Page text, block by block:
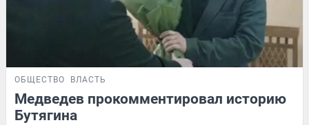
ОБЩЕСТВО ВЛАСТЬ
Медведев прокомментировал историю
Бутягина